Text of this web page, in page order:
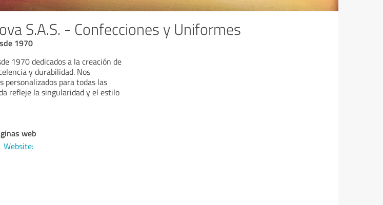
S.A.S. - Confecciones y Uniformes
1970
1970 dedicados a la creación de
y durabilidad. Nos
personalizados para todas las
refleje la singularidad y el estilo
web
Website: